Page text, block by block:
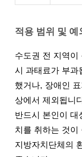
적용 범위 및 예
수도권 전 지역이
시 과태료가 부과
했거나, 장애인
상에서 제외됩니
반드시 본인이 대
치를 취하는 것이
지방자치단체의